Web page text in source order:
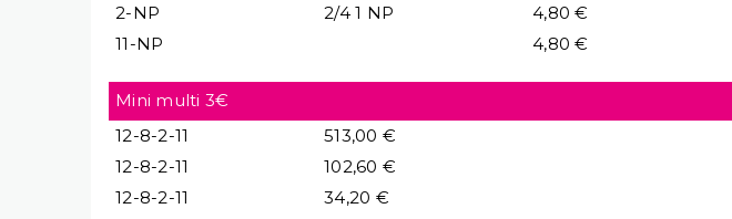
2-NP
2/4 1 NP
4,80 €
11-NP
4,80 €
Mini multi 3€
12-8-2-11
513,00 €
12-8-2-11
102,60 €
12-8-2-11
34,20 €